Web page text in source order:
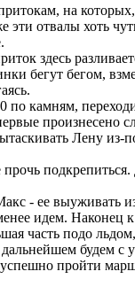
на
эти отвалы хоть
здесь
бегут бегом,
камням,
произнесено
Лену из-
- ее выуживать
идем.
часть подо
будем с
пройти